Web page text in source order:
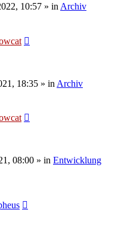
10:57 » in Archiv
18:35 » in Archiv
08:00 » in Entwicklung